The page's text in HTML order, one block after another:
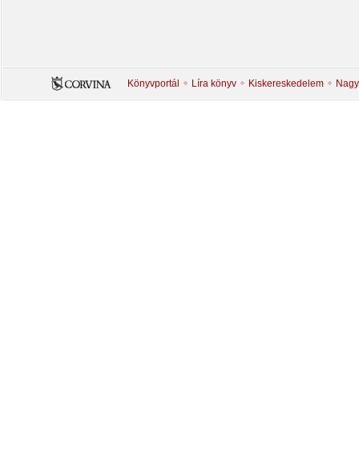
Könyvportál Líra könyv Kiskereskedelem